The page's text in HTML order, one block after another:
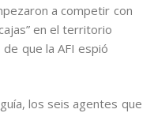
a competir con
en el territorio
que la AFI espió
los seis agentes que